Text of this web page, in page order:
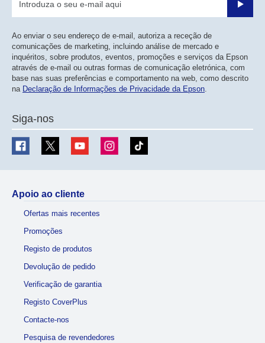
Enviar
Ao enviar o seu endereço de e-mail, autoriza a receção de
comunicações de marketing, incluindo análise de mercado e
inquéritos, sobre produtos, eventos, promoções e serviços da Epson
através de e-mail ou outras formas de comunicação eletrónica, com
base nas suas preferências e comportamento na web, como descrito
na Declaração de Informações de Privacidade da Epson.
Siga-nos
Apoio ao cliente
Ofertas mais recentes
Promoções
Registo de produtos
Devolução de pedido
Verificação de garantia
Registo CoverPlus
Contacte-nos
Pesquisa de revendedores